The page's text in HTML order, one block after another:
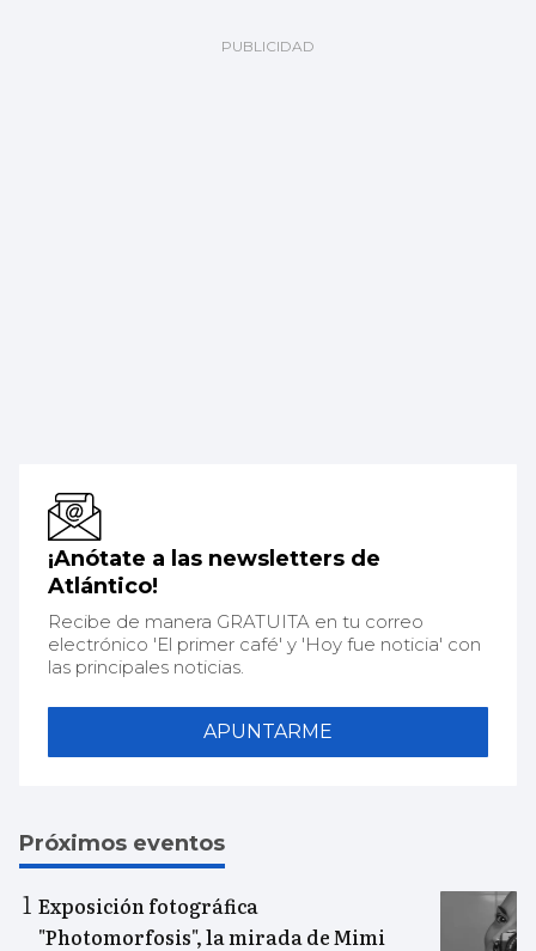
¡Anótate a las newsletters de
Atlántico!
Recibe de manera GRATUITA en tu correo
electrónico 'El primer café' y 'Hoy fue noticia' con
las principales noticias.
APUNTARME
Próximos eventos
Exposición fotográfica
"Photomorfosis", la mirada de Mimi